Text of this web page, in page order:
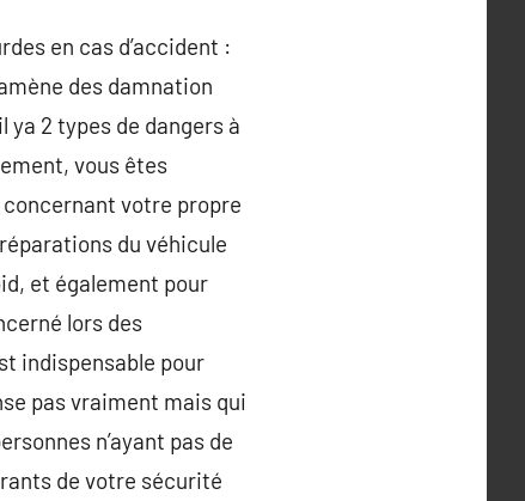
en cas d’accident :
des damnation
ya 2 types de dangers à
vous êtes
votre propre
du véhicule
et également pour
lors des
indispensable pour
pas vraiment mais qui
n’ayant pas de
de votre sécurité